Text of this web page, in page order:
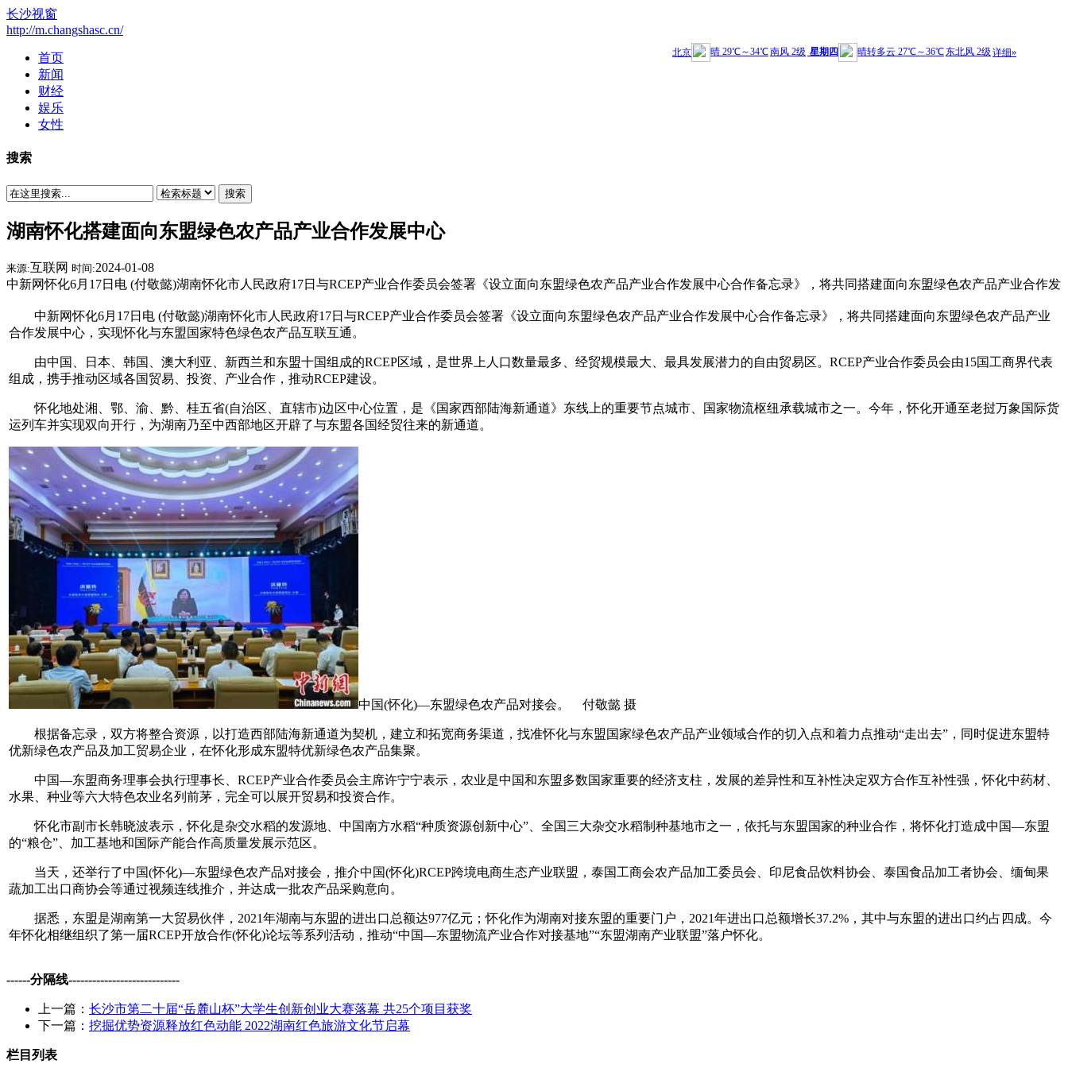
长沙视窗
http://m.changshasc.cn/
首页
新闻
财经
娱乐
女性
搜索
搜索
湖南怀化搭建面向东盟绿色农产品产业合作发展中心
来源:互联网 时间:2024-01-08
中新网怀化6月17日电 (付敬懿)湖南怀化市人民政府17日与RCEP产业合作委员会签署《设立面向东盟绿色农产品产业合作发展中心合作备忘录》，将共同搭建面向东盟绿色农产品产业合作发
中新网怀化6月17日电 (付敬懿)湖南怀化市人民政府17日与RCEP产业合作委员会签署《设立面向东盟绿色农产品产业合作发展中心合作备忘录》，将共同搭建面向东盟绿色农产品产业
合作发展中心，实现怀化与东盟国家特色绿色农产品互联互通。
由中国、日本、韩国、澳大利亚、新西兰和东盟十国组成的RCEP区域，是世界上人口数量最多、经贸规模最大、最具发展潜力的自由贸易区。RCEP产业合作委员会由15国工商界代表
组成，携手推动区域各国贸易、投资、产业合作，推动RCEP建设。
怀化地处湘、鄂、渝、黔、桂五省(自治区、直辖市)边区中心位置，是《国家西部陆海新通道》东线上的重要节点城市、国家物流枢纽承载城市之一。今年，怀化开通至老挝万象国际货
运列车并实现双向开行，为湖南乃至中西部地区开辟了与东盟各国经贸往来的新通道。
中国(怀化)—东盟绿色农产品对接会。 付敬懿 摄
根据备忘录，双方将整合资源，以打造西部陆海新通道为契机，建立和拓宽商务渠道，找准怀化与东盟国家绿色农产品产业领域合作的切入点和着力点推动“走出去”，同时促进东盟特
优新绿色农产品及加工贸易企业，在怀化形成东盟特优新绿色农产品集聚。
中国—东盟商务理事会执行理事长、RCEP产业合作委员会主席许宁宁表示，农业是中国和东盟多数国家重要的经济支柱，发展的差异性和互补性决定双方合作互补性强，怀化中药材、
水果、种业等六大特色农业名列前茅，完全可以展开贸易和投资合作。
怀化市副市长韩晓波表示，怀化是杂交水稻的发源地、中国南方水稻“种质资源创新中心”、全国三大杂交水稻制种基地市之一，依托与东盟国家的种业合作，将怀化打造成中国—东盟
的“粮仓”、加工基地和国际产能合作高质量发展示范区。
当天，还举行了中国(怀化)—东盟绿色农产品对接会，推介中国(怀化)RCEP跨境电商生态产业联盟，泰国工商会农产品加工委员会、印尼食品饮料协会、泰国食品加工者协会、缅甸果
蔬加工出口商协会等通过视频连线推介，并达成一批农产品采购意向。
据悉，东盟是湖南第一大贸易伙伴，2021年湖南与东盟的进出口总额达977亿元；怀化作为湖南对接东盟的重要门户，2021年进出口总额增长37.2%，其中与东盟的进出口约占四成。今
年怀化相继组织了第一届RCEP开放合作(怀化)论坛等系列活动，推动“中国—东盟物流产业合作对接基地”“东盟湖南产业联盟”落户怀化。
------分隔线----------------------------
上一篇： 长沙市第二十届“岳麓山杯”大学生创新创业大赛落幕 共25个项目获奖
下一篇： 挖掘优势资源释放红色动能 2022湖南红色旅游文化节启幕
栏目列表